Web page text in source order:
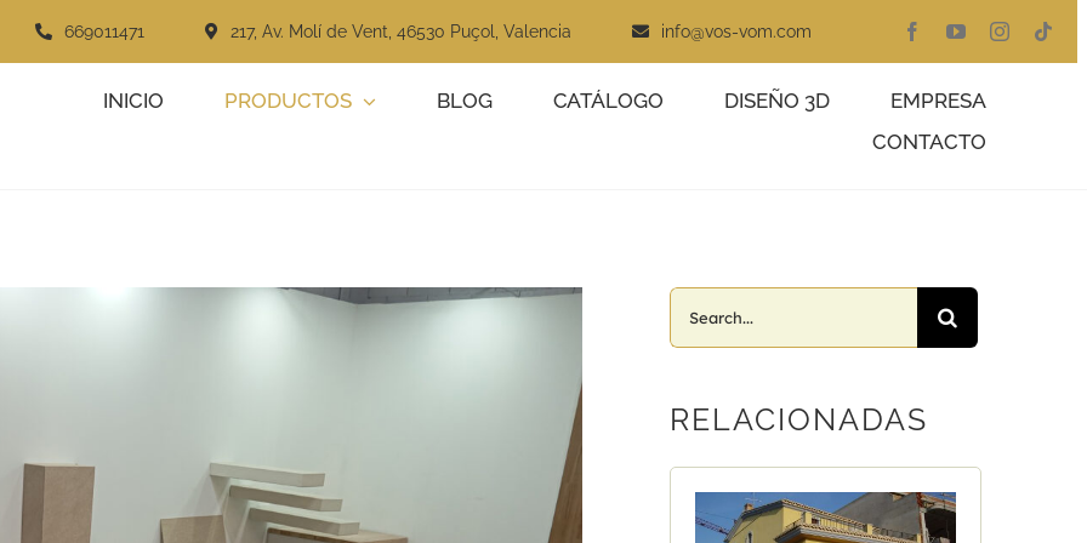
669011471 217, Av. Molí de Vent, 46530 Puçol, Valencia info@vos-vom.com
INICIO PRODUCTOS BLOG CATÁLOGO DISEÑO 3D
EMPRESA
CONTACTO
Search
for:
RELACIONADAS